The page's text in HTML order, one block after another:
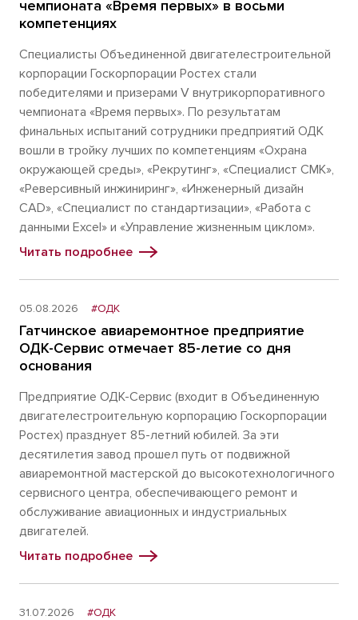
чемпионата «Время первых» в восьми
компетенциях
Специалисты Объединенной двигателестроительной
корпорации Госкорпорации Ростех стали
победителями и призерами V внутрикорпоративного
чемпионата «Время первых». По результатам
финальных испытаний сотрудники предприятий ОДК
вошли в тройку лучших по компетенциям «Охрана
окружающей среды», «Рекрутинг», «Специалист СМК»,
«Реверсивный инжиниринг», «Инженерный дизайн
CAD», «Специалист по стандартизации», «Работа с
данными Excel» и «Управление жизненным циклом».
Читать подробнее
05.08.2026 #ОДК
Гатчинское авиаремонтное предприятие
ОДК-Сервис отмечает 85-летие со дня
основания
Предприятие ОДК-Сервис (входит в Объединенную
двигателестроительную корпорацию Госкорпорации
Ростех) празднует 85-летний юбилей. За эти
десятилетия завод прошел путь от подвижной
авиаремонтной мастерской до высокотехнологичного
сервисного центра, обеспечивающего ремонт и
обслуживание авиационных и индустриальных
двигателей.
Читать подробнее
31.07.2026 #ОДК